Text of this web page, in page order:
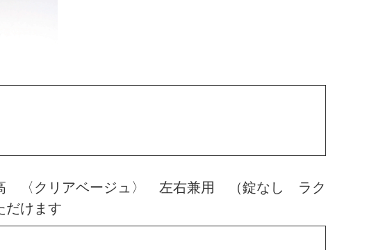
〈クリアベージュ〉 左右兼用 （錠なし ラク
だけます